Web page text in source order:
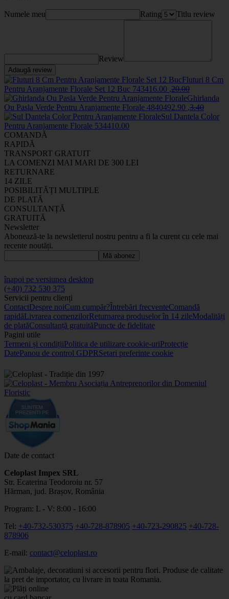
Numele meu Rating Titlu review
Review
Adaugă review
Fluturi 8 Cm
Pentru Aranjamente Florale Set 12 Buc 743416.00 ,20.00
Ghirlanda
Ou Pasla Verde Pentru Aranjamente Florale 4840492.90 ,3.40
Sul Dantela Color
Pentru Aranjamente Florale 534410.00
COMANDĂ
RAPIDĂ
TRANSPORT GRATUIT
LA COMENZI MAI MARI DE 300 LEI
RETURNARE
14 ZILE
POSIBILITĂȚI MULTIPLE
DE PLATĂ
CONSULTANȚĂ
GRATUITĂ
Newsletter
Abonează-te la newsletterul nostru pentru a fi la curent cu cele mai
recente noutăți.
Mă abonez
înapoi pe versiunea desktop
(+40) 732 530 375
Servicii pentru clienți
ContactDespre noiCum cumpăr?Întrebări frecventeComandă
rapidăLivrarea comenzilorReturnarea produselor în 14 zileModalități
de platăConsultanță gratuităPuncte de fidelitate
Pagini utile
Termeni și condițiiPolitica de utilizare cookie-uriProtecție
DatePanou de control GDPRSetari preferinte cookie
Date de contact
Celoplast Impex SRL
Str. Ecaterina Teodoroiu nr. 57
Hărman, jud. Brașov, România
Program: L - V: 8:00 - 16:00
Tel: +40-732-530375 +40-728-878905 +40-723-290825 +40-728-
878906
E-mail: contact@celoplast.ro